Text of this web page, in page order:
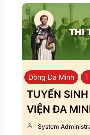
Dòng Đa Minh
TUYỂN
VIỆN ĐA
System